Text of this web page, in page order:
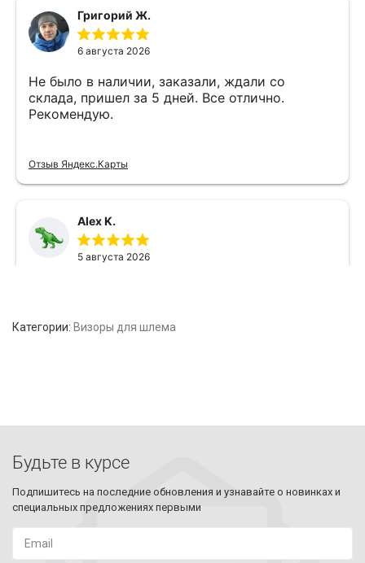
Категории: Визоры для шлема
Будьте в курсе
Подпишитесь на последние обновления и узнавайте о новинках и
специальных предложениях первыми